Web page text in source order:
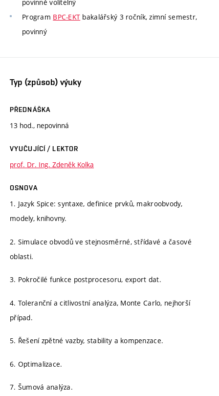
povinně volitelný
Program BPC-EKT bakalářský 3 ročník, zimní semestr,
povinný
Typ (způsob) výuky
PŘEDNÁŠKA
13 hod., nepovinná
VYUČUJÍCÍ / LEKTOR
prof. Dr. Ing. Zdeněk Kolka
OSNOVA
1. Jazyk Spice: syntaxe, definice prvků, makroobvody,
modely, knihovny.
2. Simulace obvodů ve stejnosměrné, střídavé a časové
oblasti.
3. Pokročilé funkce postprocesoru, export dat.
4. Toleranční a citlivostní analýza, Monte Carlo, nejhorší
případ.
5. Řešení zpětné vazby, stability a kompenzace.
6. Optimalizace.
7. Šumová analýza.